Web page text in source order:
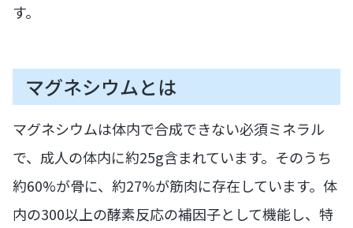
す。
マグネシウムとは
マグネシウムは体内で合成できない必須ミネラル
で、成人の体内に約25g含まれています。そのうち
約60%が骨に、約27%が筋肉に存在しています。体
内の300以上の酵素反応の補因子として機能し、特